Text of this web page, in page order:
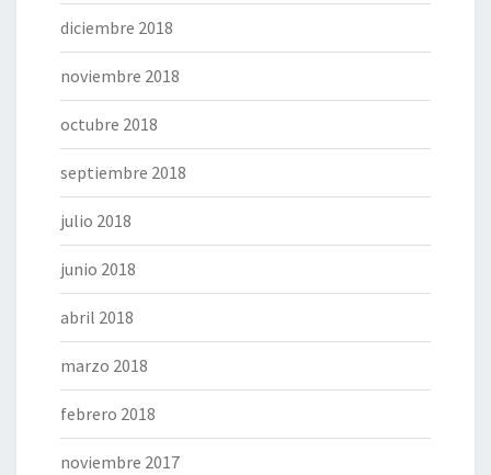
diciembre 2018
noviembre 2018
octubre 2018
septiembre 2018
julio 2018
junio 2018
abril 2018
marzo 2018
febrero 2018
noviembre 2017